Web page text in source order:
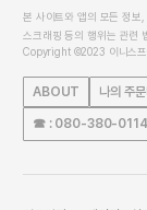
본 사이트와 앱의 모든 정보
스크래핑 등의 행위는 관련
Copyright ©2023 이니스
ABOUT 나의 주
☎ : 080-380-0114 (